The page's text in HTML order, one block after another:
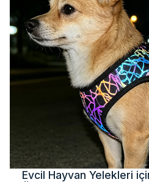
Evcil Hayvan Yelekleri